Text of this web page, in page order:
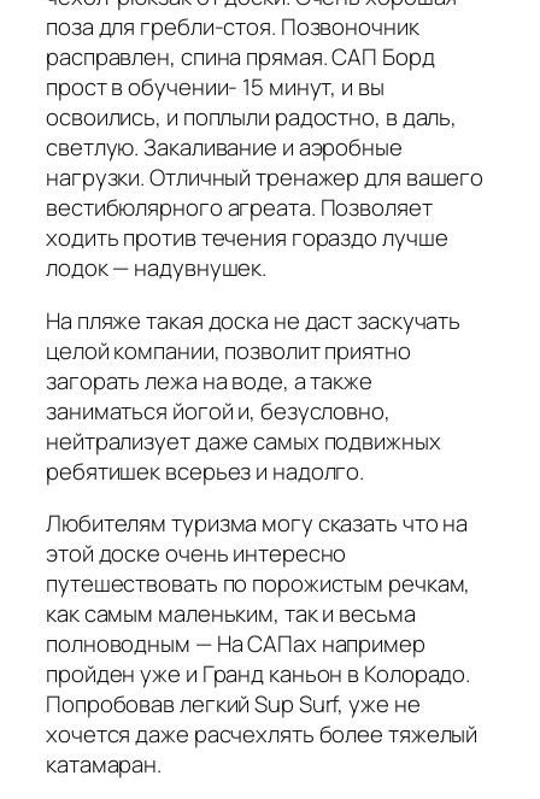
поза для гребли-стоя. Позвоночник
расправлен, спина прямая. САП Борд
прост в обучении- 15 минут, и вы
освоились, и поплыли радостно, в даль,
светлую. Закаливание и аэробные
нагрузки. Отличный тренажер для вашего
вестибюлярного агреата. Позволяет
ходить против течения гораздо лучше
лодок — надувнушек.
На пляже такая доска не даст заскучать
целой компании, позволит приятно
загорать лежа на воде, а также
заниматься йогой и, безусловно,
нейтрализует даже самых подвижных
ребятишек всерьез и надолго.
Любителям туризма могу сказать что на
этой доске очень интересно
путешествовать по порожистым речкам,
как самым маленьким, так и весьма
полноводным — На САПах например
пройден уже и Гранд каньон в Колорадо.
Попробовав легкий Sup Surf, уже не
хочется даже расчехлять более тяжелый
катамаран.